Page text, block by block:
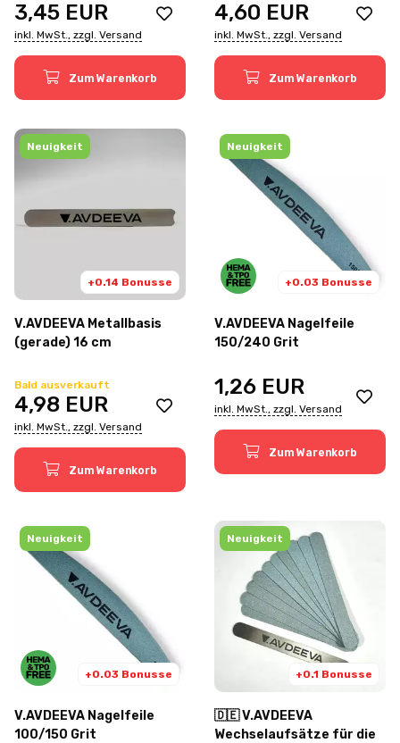
3,45 EUR
inkl. MwSt., zzgl. Versand
Zum Warenkorb
4,60 EUR
inkl. MwSt., zzgl. Versand
Zum Warenkorb
Neuigkeit
+0.14 Bonusse
V.AVDEEVA Metallbasis
(gerade) 16 cm
Bald ausverkauft
4,98 EUR
inkl. MwSt., zzgl. Versand
Zum Warenkorb
Neuigkeit
+0.03 Bonusse
V.AVDEEVA Nagelfeile
150/240 Grit
1,26 EUR
inkl. MwSt., zzgl. Versand
Zum Warenkorb
Neuigkeit
+0.03 Bonusse
V.AVDEEVA Nagelfeile
100/150 Grit
Neuigkeit
+0.1 Bonusse
🇩🇪 V.AVDEEVA
Wechselaufsätze für die